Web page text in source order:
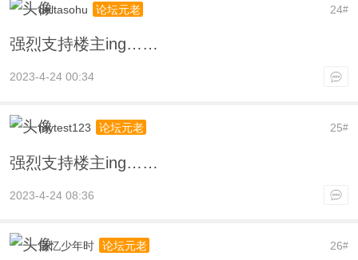
24#
deltasohu 论坛元老
强烈支持楼主ing……
2023-4-24 00:34
25#
mytest123 论坛元老
强烈支持楼主ing……
2023-4-24 08:36
26#
最忆少年时 论坛元老